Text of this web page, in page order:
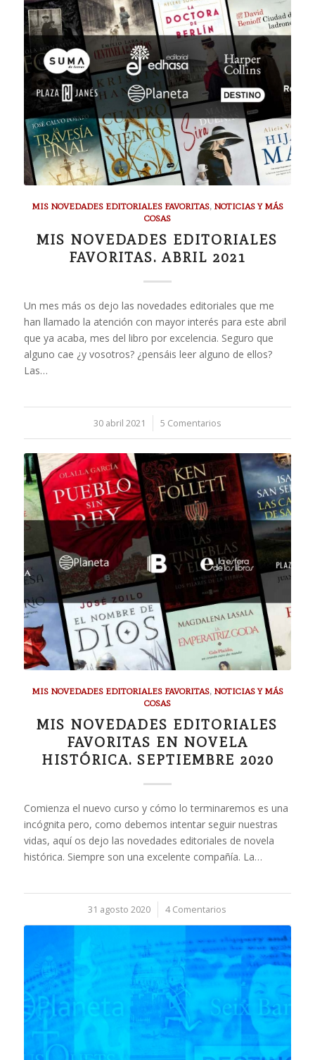
MIS NOVEDADES EDITORIALES FAVORITAS, NOTICIAS Y MÁS
COSAS
MIS NOVEDADES EDITORIALES
FAVORITAS. ABRIL 2021
Un mes más os dejo las novedades editoriales que me
han llamado la atención con mayor interés para este abril
que ya acaba, mes del libro por excelencia. Seguro que
alguno cae ¿y vosotros? ¿pensáis leer alguno de ellos?
Las…
30 abril 2021
/ 5 Comentarios
MIS NOVEDADES EDITORIALES FAVORITAS, NOTICIAS Y MÁS
COSAS
MIS NOVEDADES EDITORIALES
FAVORITAS EN NOVELA
HISTÓRICA. SEPTIEMBRE 2020
Comienza el nuevo curso y cómo lo terminaremos es una
incógnita pero, como debemos intentar seguir nuestras
vidas, aquí os dejo las novedades editoriales de novela
histórica. Siempre son una excelente compañía. La…
31 agosto 2020
/ 4 Comentarios